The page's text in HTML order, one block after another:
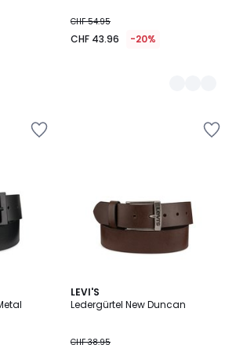
CHF 54.95
CHF 43.96 -20%
LEVI'S
Ledergürtel New Duncan
CHF 38.95
4.8
/ 5